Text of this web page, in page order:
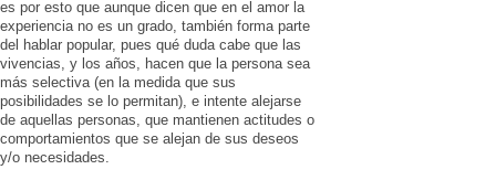
es por esto que aunque dicen que en el amor la
experiencia no es un grado, también forma parte
del hablar popular, pues qué duda cabe que las
vivencias, y los años, hacen que la persona sea
más selectiva (en la medida que sus
posibilidades se lo permitan), e intente alejarse
de aquellas personas, que mantienen actitudes o
comportamientos que se alejan de sus deseos
y/o necesidades.